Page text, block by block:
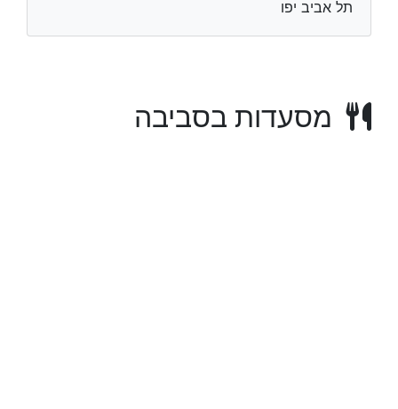
תל אביב יפו
מסעדות בסביבה